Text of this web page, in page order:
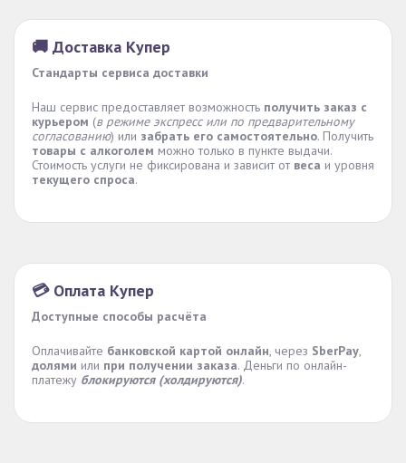
🚚 Доставка Купер
Стандарты сервиса доставки
Наш сервис предоставляет возможность получить заказ с
курьером (в режиме экспресс или по предварительному
согласованию) или забрать его самостоятельно. Получить
товары с алкоголем можно только в пункте выдачи.
Стоимость услуги не фиксирована и зависит от веса и уровня
текущего спроса.
💳 Оплата Купер
Доступные способы расчёта
Оплачивайте банковской картой онлайн, через SberPay,
долями или при получении заказа. Деньги по онлайн-
платежу блокируются (холдируются).